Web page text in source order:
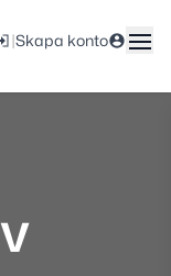
|Skapa konto